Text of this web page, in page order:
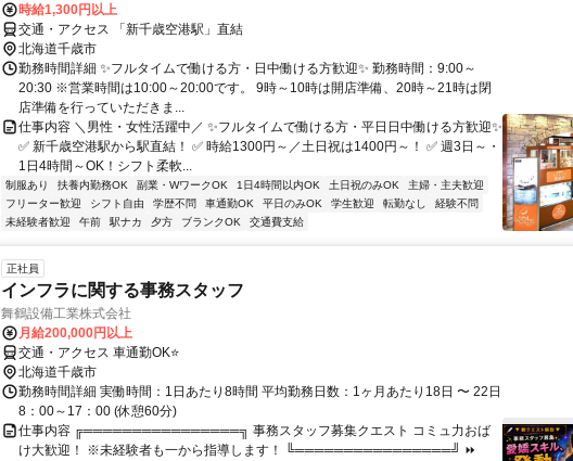
時給1,300円以上
交通・アクセス 「新千歳空港駅」直結
北海道千歳市
勤務時間詳細 ✨フルタイムで働ける方・日中働ける方歓迎✨ 勤務時間：9:00～
20:30 ※営業時間は10:00～20:00です。 9時～10時は開店準備、20時～21時は閉
店準備を行っていただきま...
仕事内容 ＼男性・女性活躍中／ ✨フルタイムで働ける方・平日日中働ける方歓迎✨
✅ 新千歳空港駅から駅直結！ ✅ 時給1300円～／土日祝は1400円～！ ✅ 週3日～・
1日4時間～OK！シフト柔軟...
制服あり 扶養内勤務OK 副業・WワークOK 1日4時間以内OK 土日祝のみOK
主婦・主夫歓迎
フリーター歓迎
シフト自由 学歴不問 車通勤OK 平日のみOK 学生歓迎 転勤なし
経験不問
未経験者歓迎
午前 駅ナカ 夕方 ブランクOK 交通費支給
正社員
インフラに関する事務スタッフ
舞鶴設備工業株式会社
月給200,000円以上
交通・アクセス 車通勤OK⭐
北海道千歳市
勤務時間詳細 実働時間：1日あたり8時間 平均勤務日数：1ヶ月あたり18日 〜 22日
8：00～17：00 (休憩60分)
仕事内容 ╔════════════════╗ 事務スタッフ募集クエスト コミュ力おば
け大歓迎！ ※未経験者も一から指導します！ ╚════════════════╝ ⏩